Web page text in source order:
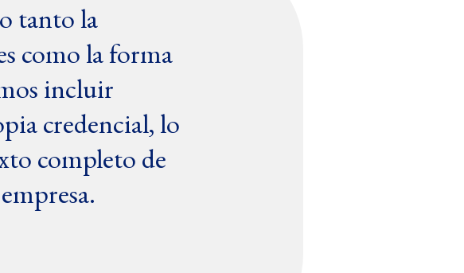
tanto la
como la forma
incluir
credencial, lo
completo de